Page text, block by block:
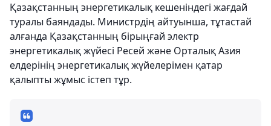
Қазақстанның энергетикалық кешеніндегі жағдай
туралы баяндады. Министрдің айтуынша, тұтастай
алғанда Қазақстанның бірыңғай электр
энергетикалық жүйесі Ресей және Орталық Азия
елдерінің энергетикалық жүйелерімен қатар
қалыпты жұмыс істеп тұр.